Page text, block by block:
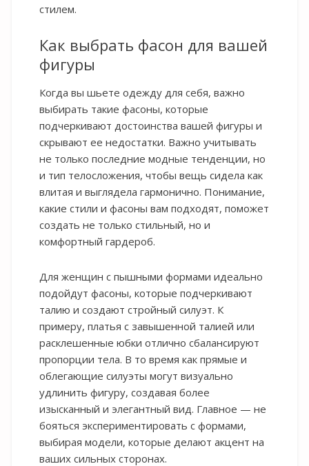
стилем.
Как выбрать фасон для вашей
фигуры
Когда вы шьете одежду для себя, важно
выбирать такие фасоны, которые
подчеркивают достоинства вашей фигуры и
скрывают ее недостатки. Важно учитывать
не только последние модные тенденции, но
и тип телосложения, чтобы вещь сидела как
влитая и выглядела гармонично. Понимание,
какие стили и фасоны вам подходят, поможет
создать не только стильный, но и
комфортный гардероб.
Для женщин с пышными формами идеально
подойдут фасоны, которые подчеркивают
талию и создают стройный силуэт. К
примеру, платья с завышенной талией или
расклешенные юбки отлично сбалансируют
пропорции тела. В то время как прямые и
облегающие силуэты могут визуально
удлинить фигуру, создавая более
изысканный и элегантный вид. Главное — не
бояться экспериментировать с формами,
выбирая модели, которые делают акцент на
ваших сильных сторонах.